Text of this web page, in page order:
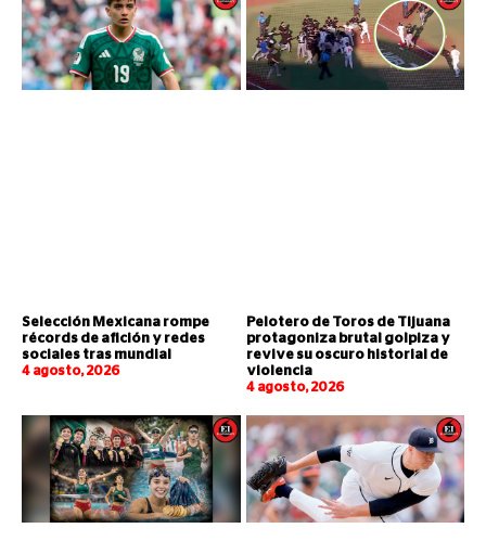
Selección Mexicana rompe
récords de afición y redes
sociales tras mundial
4 agosto, 2026
Pelotero de Toros de Tijuana
protagoniza brutal golpiza y
revive su oscuro historial de
violencia
4 agosto, 2026